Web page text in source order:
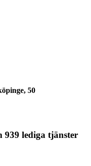
50
lediga tjänster